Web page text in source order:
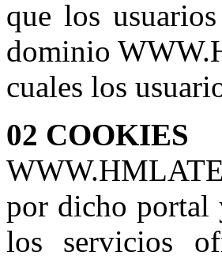
que los
dominio
cuales los
02 COOKIES
por dicho portal
los servicios